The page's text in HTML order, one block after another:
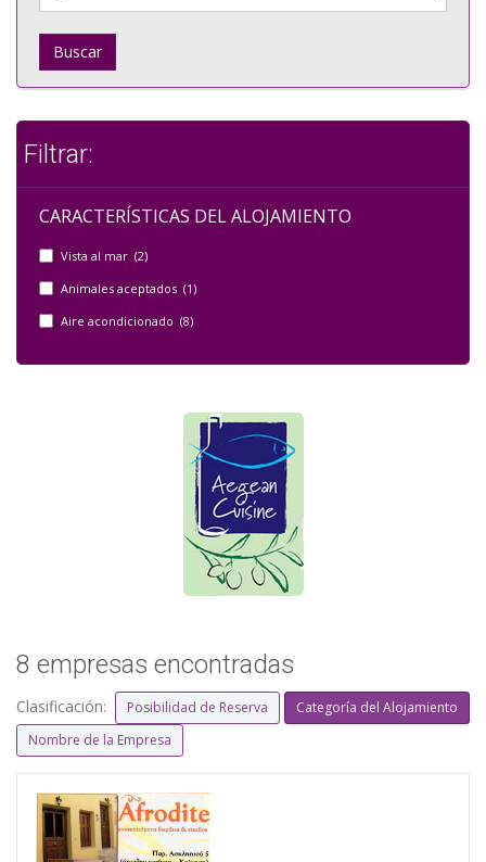
Buscar
Filtrar:
CARACTERÍSTICAS DEL ALOJAMIENTO
Vista al mar (2)
Animales aceptados (1)
Aire acondicionado (8)
8 empresas encontradas
Clasificación: Posibilidad de Reserva
Categoría del Alojamiento
Nombre de la Empresa